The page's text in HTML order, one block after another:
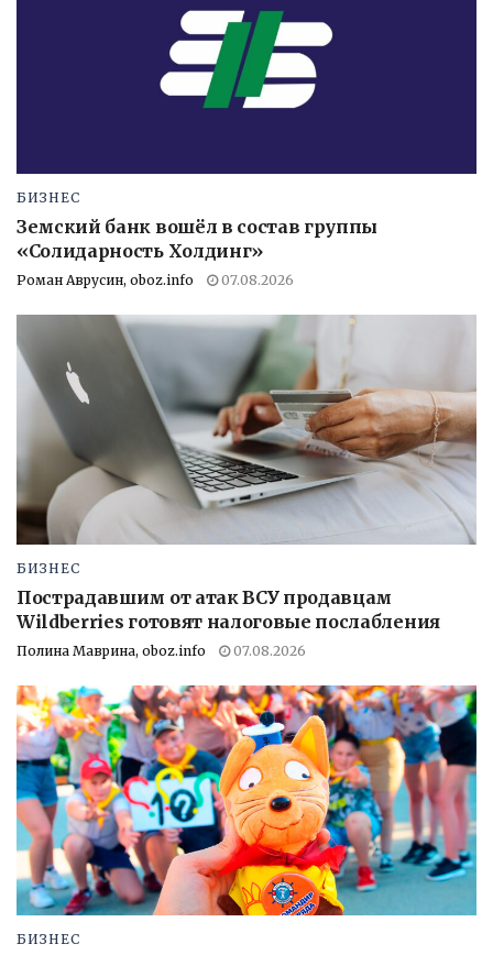
БИЗНЕС
Земский банк вошёл в состав группы
«Солидарность Холдинг»
Роман Аврусин, oboz.info 07.08.2026
БИЗНЕС
Пострадавшим от атак ВСУ продавцам
Wildberries готовят налоговые послабления
Полина Маврина, oboz.info 07.08.2026
БИЗНЕС